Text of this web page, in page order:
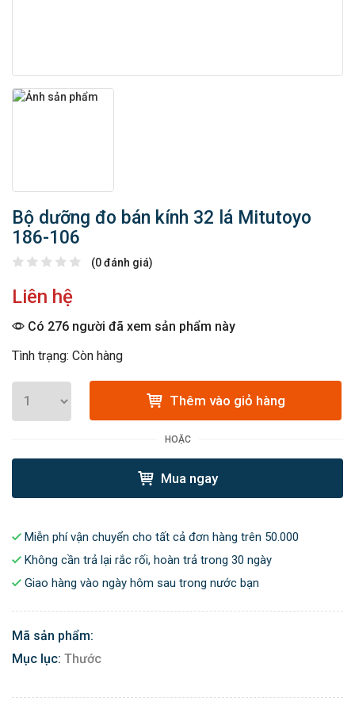
Bộ dưỡng đo bán kính 32 lá Mitutoyo
186-106
(0 đánh giá)
Liên hệ
Có 276 người đã xem sản phẩm này
Tình trạng: Còn hàng
Thêm vào giỏ hàng
HOẶC
Mua ngay
Miễn phí vận chuyển cho tất cả đơn hàng trên 50.000
Không cần trả lại rắc rối, hoàn trả trong 30 ngày
Giao hàng vào ngày hôm sau trong nước bạn
Mã sản phẩm:
Mục lục: Thước